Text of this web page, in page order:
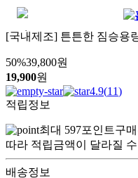
[국내제조] 튼튼한 짐승용
50%39,800원
19,900원
4.9(11)
적립정보
최대 597포인트구
따라 적립금액이 달라질
배송정보